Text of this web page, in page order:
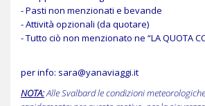
- Pasti non menzionati e bevande
- Attività opzionali (da quotare)
- Tutto ciò non menzionato ne “LA QUOTA
per info: sara@yanaviaggi.it
NOTA:Alle Svalbard le condizioni